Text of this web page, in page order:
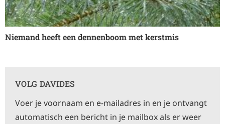
Niemand heeft een dennenboom met kerstmis
VOLG DAVIDES
Voer je voornaam en e-mailadres in en je ontvangt
automatisch een bericht in je mailbox als er weer